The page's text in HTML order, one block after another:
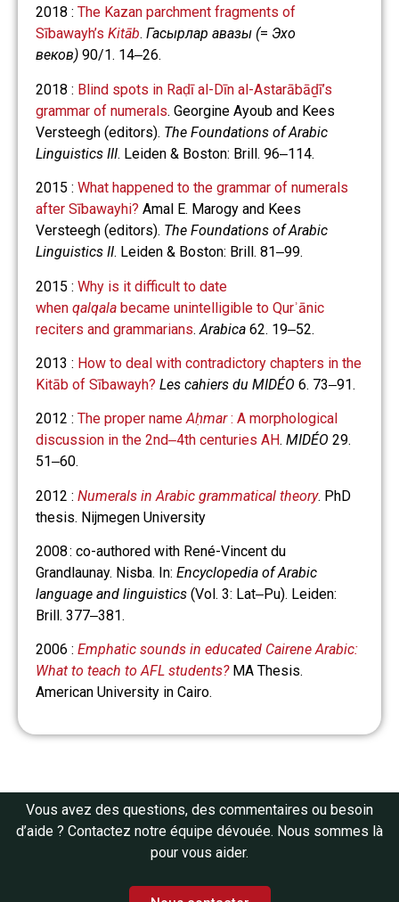
2018 : The Kazan parchment fragments of
Sībawayh’s Kitāb. Гасырлар авазы (= Эхо
веков) 90/1. 14‒26.
2018 : Blind spots in Raḍī al-Dīn al-Astarābāḏī’s
grammar of numerals. Georgine Ayoub and Kees
Versteegh (editors). The Foundations of Arabic
Linguistics III. Leiden & Boston: Brill. 96‒114.
2015 : What happened to the grammar of numerals
after Sībawayhi? Amal E. Marogy and Kees
Versteegh (editors). The Foundations of Arabic
Linguistics II. Leiden & Boston: Brill. 81‒99.
2015 : Why is it difficult to date
when qalqala became unintelligible to Qurʾānic
reciters and grammarians. Arabica 62. 19‒52.
2013 : How to deal with contradictory chapters in the
Kitāb of Sībawayh? Les cahiers du MIDÉO 6. 73‒91.
2012 : The proper nameAḥmar: A morphological
discussion in the 2nd‒4th centuries AH. MIDÉO 29.
51‒60.
2012 : Numerals in Arabic grammatical theory. PhD
thesis. Nijmegen University
2008 : co-authored with René-Vincent du
Grandlaunay. Nisba. In: Encyclopedia of Arabic
language and linguistics (Vol. 3: Lat‒Pu). Leiden:
Brill. 377‒381.
2006 : Emphatic sounds in educated Cairene Arabic:
What to teach to AFL students?MA Thesis.
American University in Cairo.
Vous avez des questions, des commentaires ou besoin
d’aide ? Contactez notre équipe dévouée. Nous sommes là
pour vous aider.